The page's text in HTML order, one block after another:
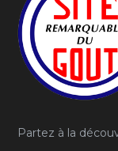
Partez à la